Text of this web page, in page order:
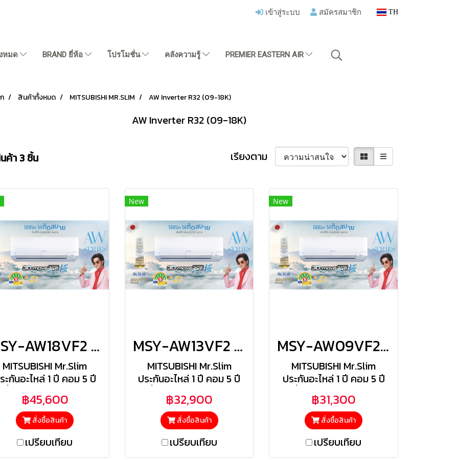
เข้าสู่ระบบ สมัครสมาชิก TH
หมด BRAND ยี่ห้อ โปรโมชั่น คลังความรู้ PREMIER EASTERN AIR
สินค้าทั้งหมด MITSUBISHI MR.SLIM AW Inverter R32 (09-18K)
AW Inverter R32 (09-18K)
ค้า 3 ชิ้น เรียงตาม
MSY-AW18VF2 มิตซูสลิม Mitsubishi Electric แบบติดผนัง รุ่น 3D MOVE EYE KIWAMI AW Series Inverter R-32 ขนาด 17,742BTU(5118-21154) เบอร์5/5ดาว รีโมทไร้สาย 2026
MITSUBISHI Mr.Slim
ะกันอะไหล่ 1 ปี คอม 5 ปี
ผึ้งคอยล์เย็น/คอยล์ร้อน
3 ปี) | ฟรีค่าแรง 1 ปี
฿45,600
สั่งซื้อสินค้า
เปรียบเทียบ
New
MSY-AW13VF2 มิตซูสลิม Mitsubishi Electric แบบติดผนัง รุ่น 3D MOVE EYE KIWAMI AW Series Inverter R-32 ขนาด 12,966BTU(4777-13989) เบอร์5/5ดาว รีโมทไร้สาย 2026
MITSUBISHI Mr.Slim
ประกันอะไหล่ 1 ปี คอม 5 ปี
(รังผึ้งคอยล์เย็น/คอยล์ร้อน
3 ปี) | ฟรีค่าแรง 1 ปี
฿32,900
สั่งซื้อสินค้า
เปรียบเทียบ
New
MSY-AW09VF2 มิตซูสลิม Mitsubishi Electric แบบติดผนัง รุ่น 3D MOVE EYE KIWAMI AW Series Inverter R-32 ขนาด 9,212BTU(3412-12283) เบอร์5/5ดาว รีโมทไร้สาย 2026
MITSUBISHI Mr.Slim
ประกันอะไหล่ 1 ปี คอม 5 ปี
(รังผึ้งคอยล์เย็น/คอยล์ร้อน
3 ปี) | ฟรีค่าแรง 1 ปี
฿31,300
สั่งซื้อสินค้า
เปรียบเทียบ